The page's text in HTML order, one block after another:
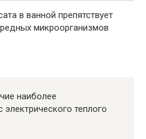
наиболее
электрического теплого